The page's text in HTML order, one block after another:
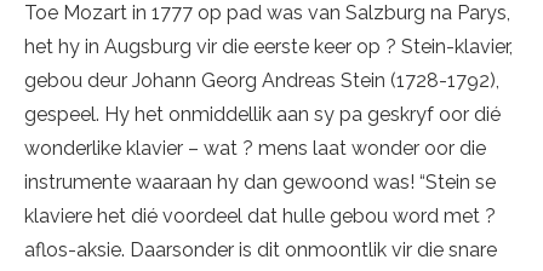
Toe Mozart in 1777 op pad was van Salzburg na Parys,
het hy in Augsburg vir die eerste keer op ? Stein-klavier,
gebou deur Johann Georg Andreas Stein (1728-1792),
gespeel. Hy het onmiddellik aan sy pa geskryf oor dié
wonderlike klavier – wat ? mens laat wonder oor die
instrumente waaraan hy dan gewoond was! “Stein se
klaviere het dié voordeel dat hulle gebou word met ?
aflos-aksie. Daarsonder is dit onmoontlik vir die snare